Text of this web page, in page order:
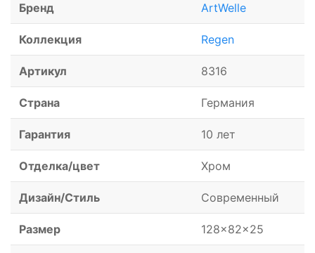
Бренд ArtWelle
Коллекция Regen
Артикул 8316
Страна Германия
Гарантия 10 лет
Отделка/цвет Хром
Дизайн/Стиль Современный
Размер 128x82x25